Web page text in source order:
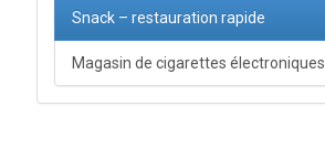
Snack – restauration rapide
Magasin de cigarettes électroniques